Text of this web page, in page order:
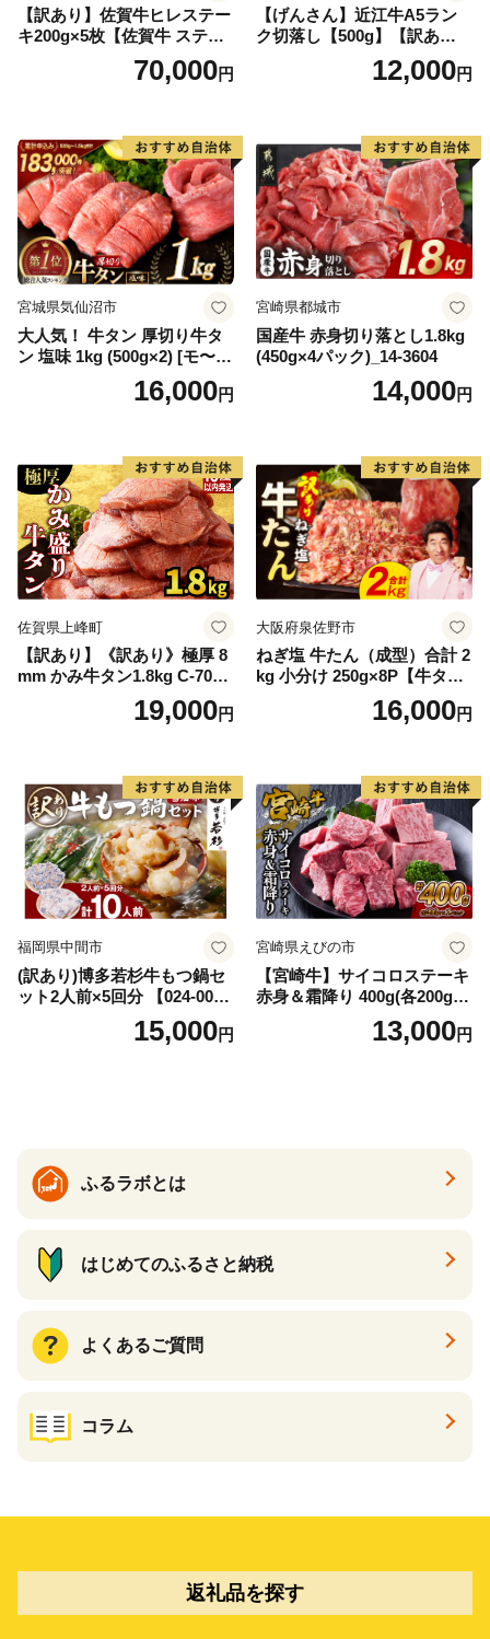
【訳あり】佐賀牛ヒレステー
キ200g×5枚【佐賀牛 ステー
キ ブランド肉 ヒレ肉 フィレ
肉 ジューシー ヘルシー】(H0
70,000円
【げんさん】近江牛A5ラン
ク切落し【500g】【訳あり】
12,000円
宮城県気仙沼市
大人気！ 牛タン 厚切り牛タ
ン 塩味 1kg (500g×2) [モ〜ラ
ンド 宮城県 気仙沼市 205646
60] 肉 牛肉 精肉 牛たん 牛タ
厚切り タン
16,000円
宮崎県都城市
国産牛 赤身切り落とし1.8kg
(450g×4パック)_14-3604
14,000円
佐賀県上峰町
【訳あり】《訳あり》極厚 8
mm かみ牛タン1.8kg C-709-
19,000円
大阪府泉佐野市
ねぎ塩 牛たん（成型）合計 2
kg 小分け 250g×8P【牛タン
牛肉 焼肉用 薄切り 訳あり サ
16,000円
福岡県中間市
(訳あり)博多若杉牛もつ鍋セ
ット2人前×5回分 【024-002
15,000円
宮崎県えびの市
【宮崎牛】サイコロステーキ
赤身＆霜降り 400g(各200g×
１P 計2P) 真空パック 冷凍
13,000円
ふるラボとは
はじめてのふるさと納税
よくあるご質問
コラム
返礼品を探す